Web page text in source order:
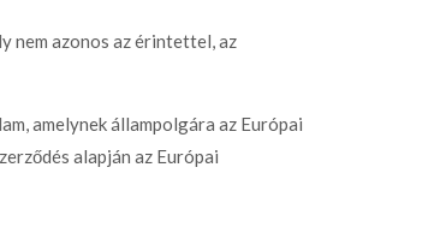
nem azonos az érintettel, az
amelynek állampolgára az Európai
alapján az Európai